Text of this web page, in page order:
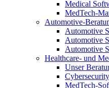
Medical
MedTech-
Automotive-
Automotive
Automotive
Automotive
Healthcare- und
Unser
MedTech-